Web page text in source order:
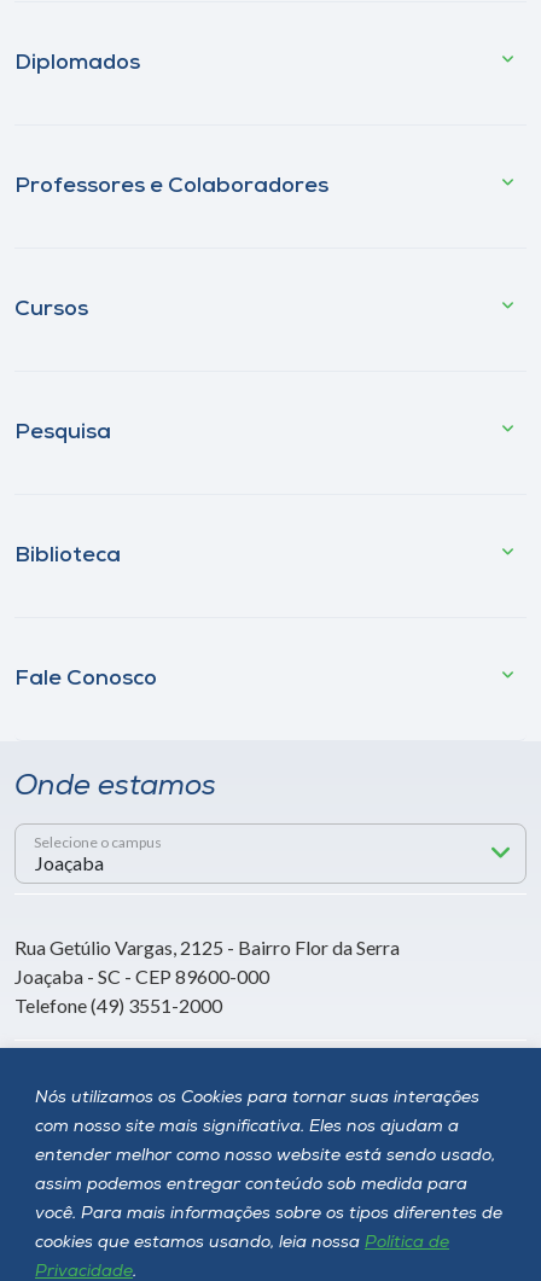
Nós utilizamos os Cookies para tornar suas interações
com nosso site mais significativa. Eles nos ajudam a
entender melhor como nosso website está sendo usado,
assim podemos entregar conteúdo sob medida para
você. Para mais informações sobre os tipos diferentes de
cookies que estamos usando, leia nossa Política de
Privacidade.
Diplomados
Professores e Colaboradores
Cursos
Pesquisa
Biblioteca
Fale Conosco
Onde estamos
Selecione o campus
Rua Getúlio Vargas, 2125 - Bairro Flor da Serra
Joaçaba - SC - CEP 89600-000
Telefone (49) 3551-2000
Siga a Unoesc